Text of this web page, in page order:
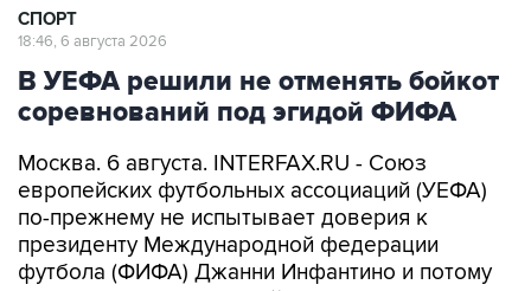
СПОРТ
18:46, 6 августа 2026
В УЕФА решили не отменять бойкот
соревнований под эгидой ФИФА
Москва. 6 августа. INTERFAX.RU - Союз
европейских футбольных ассоциаций (УЕФА)
по-прежнему не испытывает доверия к
президенту Международной федерации
футбола (ФИФА) Джанни Инфантино и потому